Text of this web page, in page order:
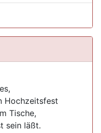
Hochzeitsfest
Tische,
sein läßt.